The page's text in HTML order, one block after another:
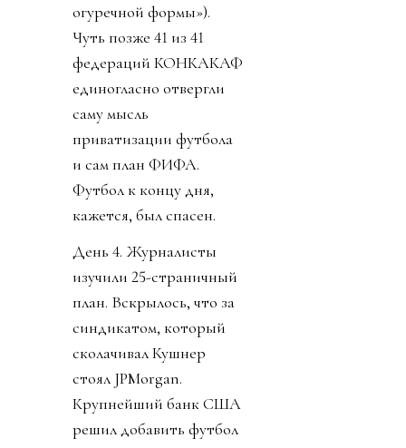
огуречной формы»).
Чуть позже 41 из 41
федераций КОНКАКАФ
единогласно отвергли
саму мысль
приватизации футбола
и сам план ФИФА.
Футбол к концу дня,
кажется, был спасен.
День 4. Журналисты
изучили 25-страничный
план. Вскрылось, что за
синдикатом, который
сколачивал Кушнер
стоял JPMorgan.
Крупнейший банк США
решил добавить футбол